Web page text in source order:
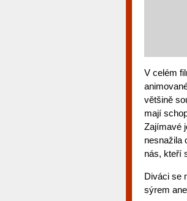
V celém
většině
mají
Zajímavé
nesnažila
nás, kteří
Diváci se
sýrem